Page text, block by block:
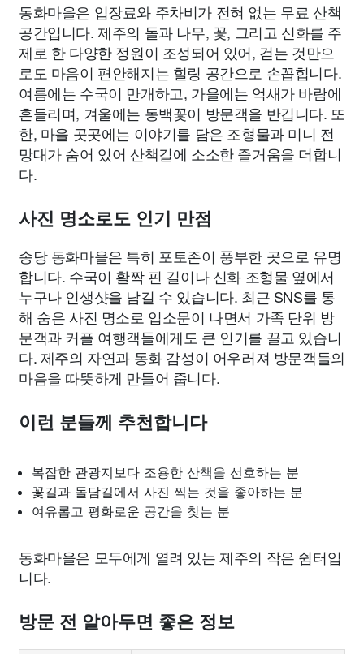
동화마을은 입장료와 주차비가 전혀 없는 무료 산책
공간입니다. 제주의 돌과 나무, 꽃, 그리고 신화를 주
제로 한 다양한 정원이 조성되어 있어, 걷는 것만으
로도 마음이 편안해지는 힐링 공간으로 손꼽힙니다.
여름에는 수국이 만개하고, 가을에는 억새가 바람에
흔들리며, 겨울에는 동백꽃이 방문객을 반깁니다. 또
한, 마을 곳곳에는 이야기를 담은 조형물과 미니 전
망대가 숨어 있어 산책길에 소소한 즐거움을 더합니
다.
사진 명소로도 인기 만점
송당 동화마을은 특히 포토존이 풍부한 곳으로 유명
합니다. 수국이 활짝 핀 길이나 신화 조형물 옆에서
누구나 인생샷을 남길 수 있습니다. 최근 SNS를 통
해 숨은 사진 명소로 입소문이 나면서 가족 단위 방
문객과 커플 여행객들에게도 큰 인기를 끌고 있습니
다. 제주의 자연과 동화 감성이 어우러져 방문객들의
마음을 따뜻하게 만들어 줍니다.
이런 분들께 추천합니다
복잡한 관광지보다 조용한 산책을 선호하는 분
꽃길과 돌담길에서 사진 찍는 것을 좋아하는 분
여유롭고 평화로운 공간을 찾는 분
동화마을은 모두에게 열려 있는 제주의 작은 쉼터입
니다.
방문 전 알아두면 좋은 정보